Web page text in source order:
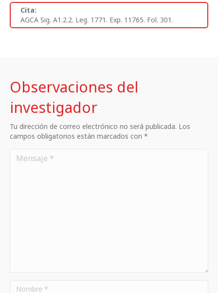
Cita:
AGCA Sig. A1.2.2. Leg. 1771. Exp. 11765. Fol. 301.
Observaciones del
investigador
Tu dirección de correo electrónico no será publicada. Los
campos obligatorios están marcados con *